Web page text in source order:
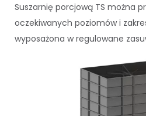
Suszarnię porcjową TS można
oczekiwanych poziomów i
wyposażona w regulowane